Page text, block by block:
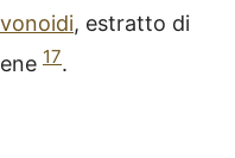
, estratto di
17.